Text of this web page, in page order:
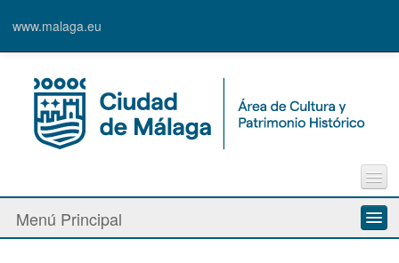
www.malaga.eu
Contacto
Quejas y Sugerencias
Menú Principal